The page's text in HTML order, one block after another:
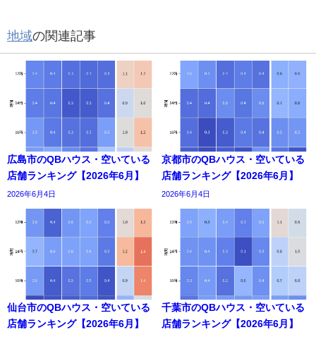
地域の関連記事
広島市のQBハウス・空いている
店舗ランキング【2026年6月】
2026年6月4日
京都市のQBハウス・空いている
店舗ランキング【2026年6月】
2026年6月4日
仙台市のQBハウス・空いている
店舗ランキング【2026年6月】
千葉市のQBハウス・空いている
店舗ランキング【2026年6月】